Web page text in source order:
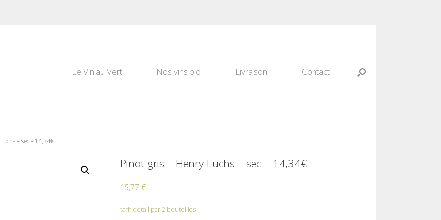
Le Vin au Vert Nos vins bio Livraison Contact
– sec – 14,34€
Pinot gris – Henry Fuchs – sec – 14,34€
15,77€
tarif détail par 2 bouteilles